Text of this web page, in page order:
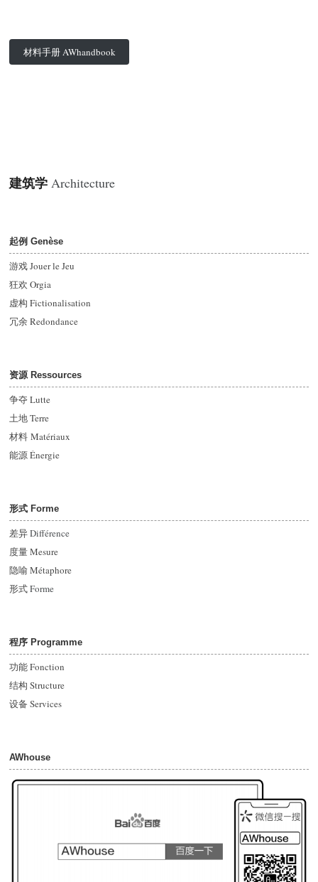
材料手册 AWhandbook
建筑学Architecture
起例 Genèse
游戏 Jouer le Jeu
狂欢 Orgia
虚构 Fictionalisation
冗余 Redondance
资源 Ressources
争夺 Lutte
土地 Terre
材料 Matériaux
能源Énergie
形式 Forme
差异Différence
度量 Mesure
隐喻 Métaphore
形式Forme
程序 Programme
功能 Fonction
结构 Structure
设备 Services
AWhouse